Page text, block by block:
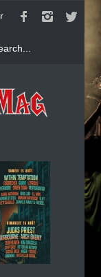
John Diva & The
Love : Single